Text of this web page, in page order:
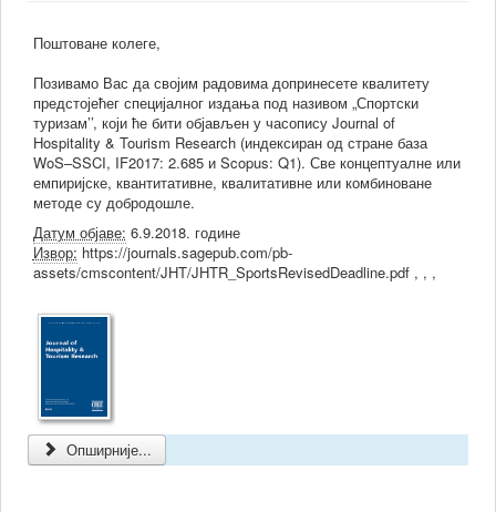
Поштоване колеге,
Позивамо Вас да својим радовима допринесете квалитету
предстојећег специјалног издања под називом „Спортски
туризам’’, који ће бити објављен у часопису Journal of
Hospitality & Tourism Research (индексиран од стране база
WoS–SSCI, IF2017: 2.685 и Scopus: Q1). Све концептуалне или
емпиријске, квантитативне, квалитативне или комбиноване
методе су добродошле.
Датум објаве: 6.9.2018. године
Извор: https://journals.sagepub.com/pb-
assets/cmscontent/JHT/JHTR_SportsRevisedDeadline.pdf , , ,
Опширније...